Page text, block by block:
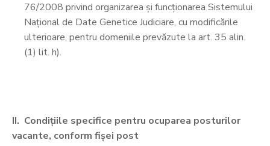
76/2008 privind organizarea şi funcţionarea Sistemului
Naţional de Date Genetice Judiciare, cu modificările
ulterioare, pentru domeniile prevăzute la art. 35 alin.
(1) lit. h).
II. Condițiile specifice pentru ocuparea posturilor
vacante, conform fișei post